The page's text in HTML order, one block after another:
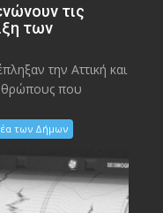
τις
των
την Αττική και
που
των Δήμων